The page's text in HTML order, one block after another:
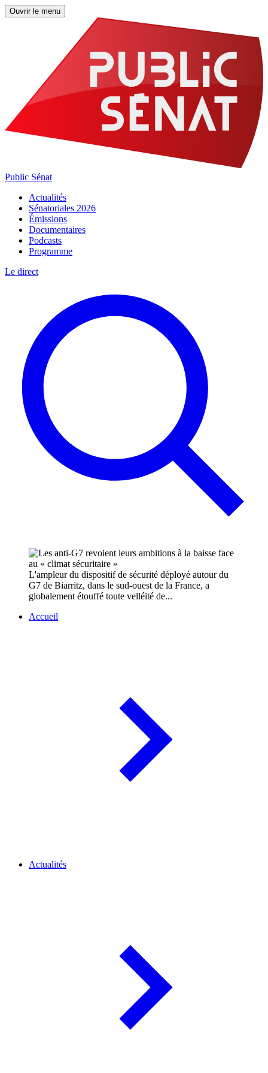
Ouvrir le menu
Public Sénat
Actualités
Sénatoriales 2026
Émissions
Documentaires
Podcasts
Programme
Le direct
L'ampleur du dispositif de sécurité déployé autour du
G7 de Biarritz, dans le sud-ouest de la France, a
globalement étouffé toute velléité de...
Accueil
Actualités